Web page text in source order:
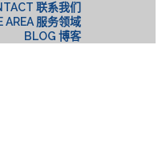
联系我们
AREA 服务领域
BLOG 博客